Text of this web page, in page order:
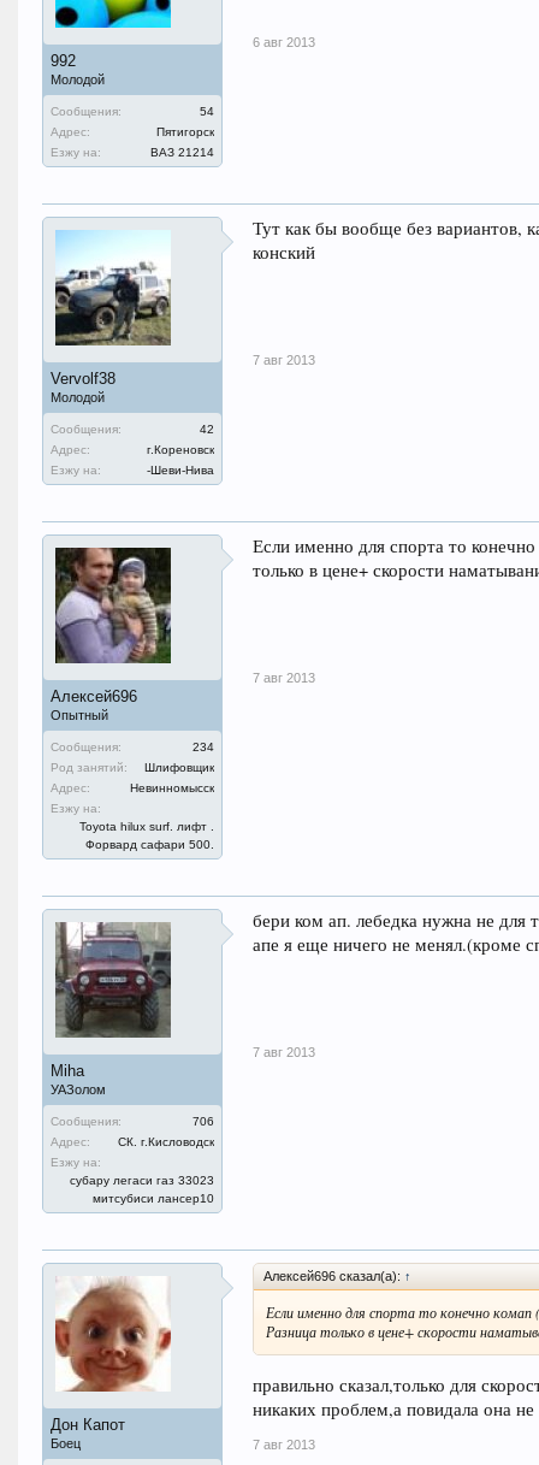
992
Молодой
Сообщения:
54
Адрес:
Пятигорск
Езжу на:
ВАЗ 21214
6 авг 2013
Vervolf38
Молодой
Сообщения:
42
Адрес:
г.Кореновск
Езжу на:
-Шеви-Нива
Тут как бы вообще без вариантов,
конский
7 авг 2013
Алексей696
Опытный
Сообщения:
234
Род занятий:
Шлифовщик
Адрес:
Невинномысск
Езжу на:
Toyota hilux surf. лифт .
Форвард сафари 500.
Если именно для спорта то
только в цене+ скорости
7 авг 2013
Miha
УАЗолом
Сообщения:
706
Адрес:
СК. г.Кисловодск
Езжу на:
субару легаси газ 33023
митсубиси лансер10
бери ком ап. лебедка нужна не для
апе я еще ничего не менял.(кроме
7 авг 2013
Дон Капот
Боец
Алексей696 сказал(а): ↑
Если именно для спорта то конечно
Разница только в цене+ скорости
правильно сказал,только для
никаких проблем,а повидала она
7 авг 2013